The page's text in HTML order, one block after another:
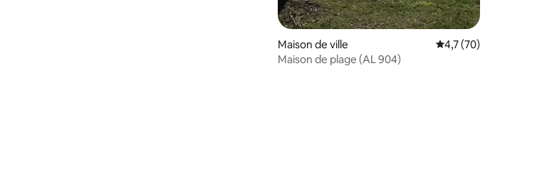
Maison de ville Évaluation
4,7 (70)
Maison de plage (AL 904)